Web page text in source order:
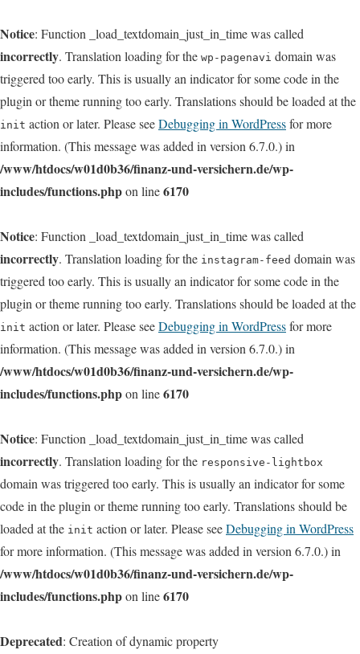
Notice: Function _load_textdomain_just_in_time was called
incorrectly. Translation loading for the wp-pagenavi domain was
triggered too early. This is usually an indicator for some code in the
plugin or theme running too early. Translations should be loaded at the
init action or later. Please seeDebugging in WordPressfor more
information. (This message was added in version 6.7.0.) in
/www/htdocs/w01d0b36/finanz-und-versichern.de/wp-
includes/functions.phpon line6170
Notice: Function _load_textdomain_just_in_time was called
incorrectly. Translation loading for the instagram-feed domain was
triggered too early. This is usually an indicator for some code in the
plugin or theme running too early. Translations should be loaded at the
init action or later. Please seeDebugging in WordPressfor more
information. (This message was added in version 6.7.0.) in
/www/htdocs/w01d0b36/finanz-und-versichern.de/wp-
includes/functions.phpon line6170
Notice: Function _load_textdomain_just_in_time was called
incorrectly. Translation loading for the responsive-lightbox
domain was triggered too early. This is usually an indicator for some
code in the plugin or theme running too early. Translations should be
loaded at the init action or later. Please seeDebugging in WordPress
for more information. (This message was added in version 6.7.0.) in
/www/htdocs/w01d0b36/finanz-und-versichern.de/wp-
includes/functions.phpon line6170
Deprecated: Creation of dynamic property